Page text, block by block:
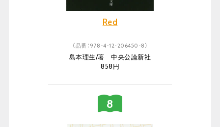
Red
（品番：978-4-12-206450-8）
島本理生/著 中央公論新社
858円